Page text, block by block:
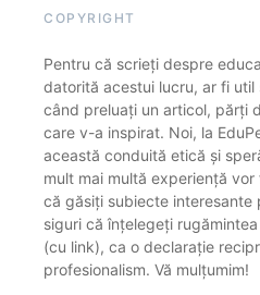
COPYRIGHT
Pentru că scrieți despre
datorită acestui lucru, ar fi
când preluați un articol, părți
care v-a inspirat. Noi, la
această conduită etică și
mult mai multă experiență
că găsiți subiecte interesante
siguri că înțelegeți
(cu link), ca o declarație
profesionalism. Vă mulțumim!